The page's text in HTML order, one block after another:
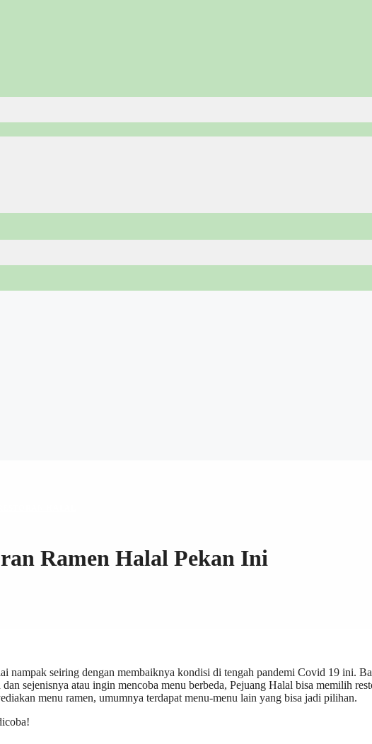
Ramen Halal Pekan Ini
nampak seiring dengan membaiknya kondisi di tengah pandemi Covid 19 ini.
sejenisnya atau ingin mencoba menu berbeda, Pejuang Halal bisa memilih
menu ramen, umumnya terdapat menu-menu lain yang bisa jadi pilihan.